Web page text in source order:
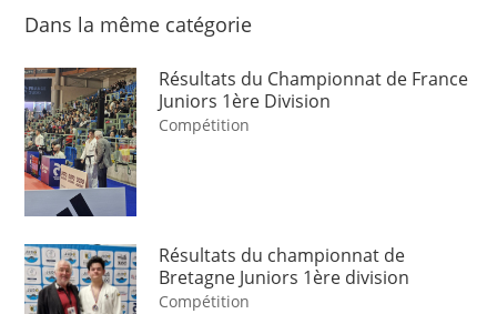
Dans la même catégorie
Résultats du Championnat de France
Juniors 1ère Division
Compétition
Résultats du championnat de
Bretagne Juniors 1ère division
Compétition